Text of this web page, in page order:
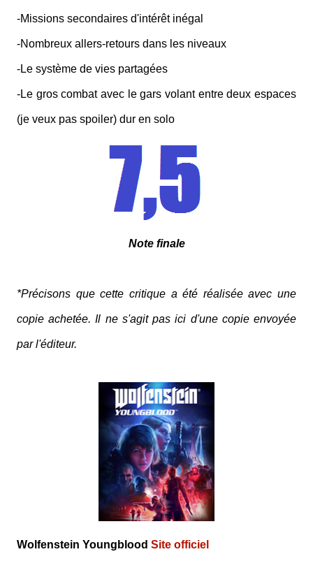
-Missions secondaires d'intérêt inégal
-Nombreux allers-retours dans les niveaux
-Le système de vies partagées
-Le gros combat avec le gars volant entre deux espaces
(je veux pas spoiler) dur en solo
Note finale
*Précisons que cette critique a été réalisée avec une
copie achetée. Il ne s'agit pas ici d'une copie envoyée
par l'éditeur.
Wolfenstein Youngblood Site officiel